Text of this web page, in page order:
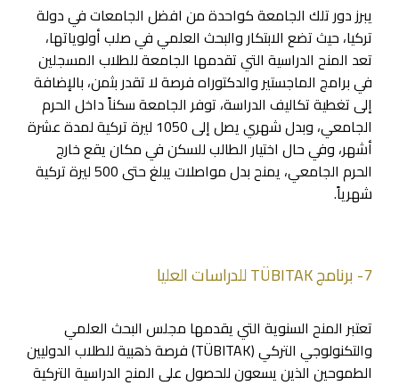
يبرز دور تلك الجامعة كواحدة من افضل الجامعات في دولة
تركيا، حيث تضع الابتكار والبحث العلمي في صلب أولوياتها،
تعد المنح الدراسية التي تقدمها الجامعة للطلاب المسجلين
في برامج الماجستير والدكتوراه فرصة لا تقدر بثمن، بالإضافة
إلى تغطية تكاليف الدراسة، توفر الجامعة سكناً داخل الحرم
الجامعي، وبدل شهري يصل إلى 1050 ليرة تركية لمدة عشرة
أشهر، وفي حال اختيار الطالب للسكن في مكان يقع خارج
الحرم الجامعي، يمنح بدل مواصلات يبلغ حتى 500 ليرة تركية
شهرياً.
7- برنامج TÜBITAK للدراسات العليا
تعتبر المنح السنوية التي يقدمها مجلس البحث العلمي
والتكنولوجي التركي (TÜBITAK) فرصة ذهبية للطلاب الدوليين
الطموحين الذين يسعون للحصول على المنح الدراسية التركية